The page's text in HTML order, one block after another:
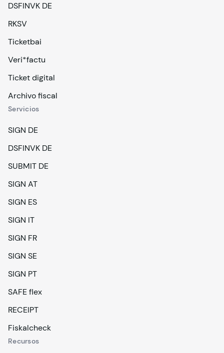
DSFINVK DE
RKSV
Ticketbai
Veri*factu
Ticket digital
Archivo fiscal
Servicios
SIGN DE
DSFINVK DE
SUBMIT DE
SIGN AT
SIGN ES
SIGN IT
SIGN FR
SIGN SE
SIGN PT
SAFE flex
RECEIPT
Fiskalcheck
Recursos